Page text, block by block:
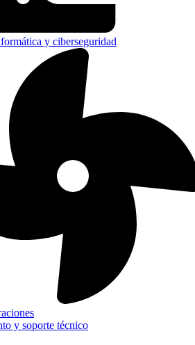
y ciberseguridad
y soporte técnico